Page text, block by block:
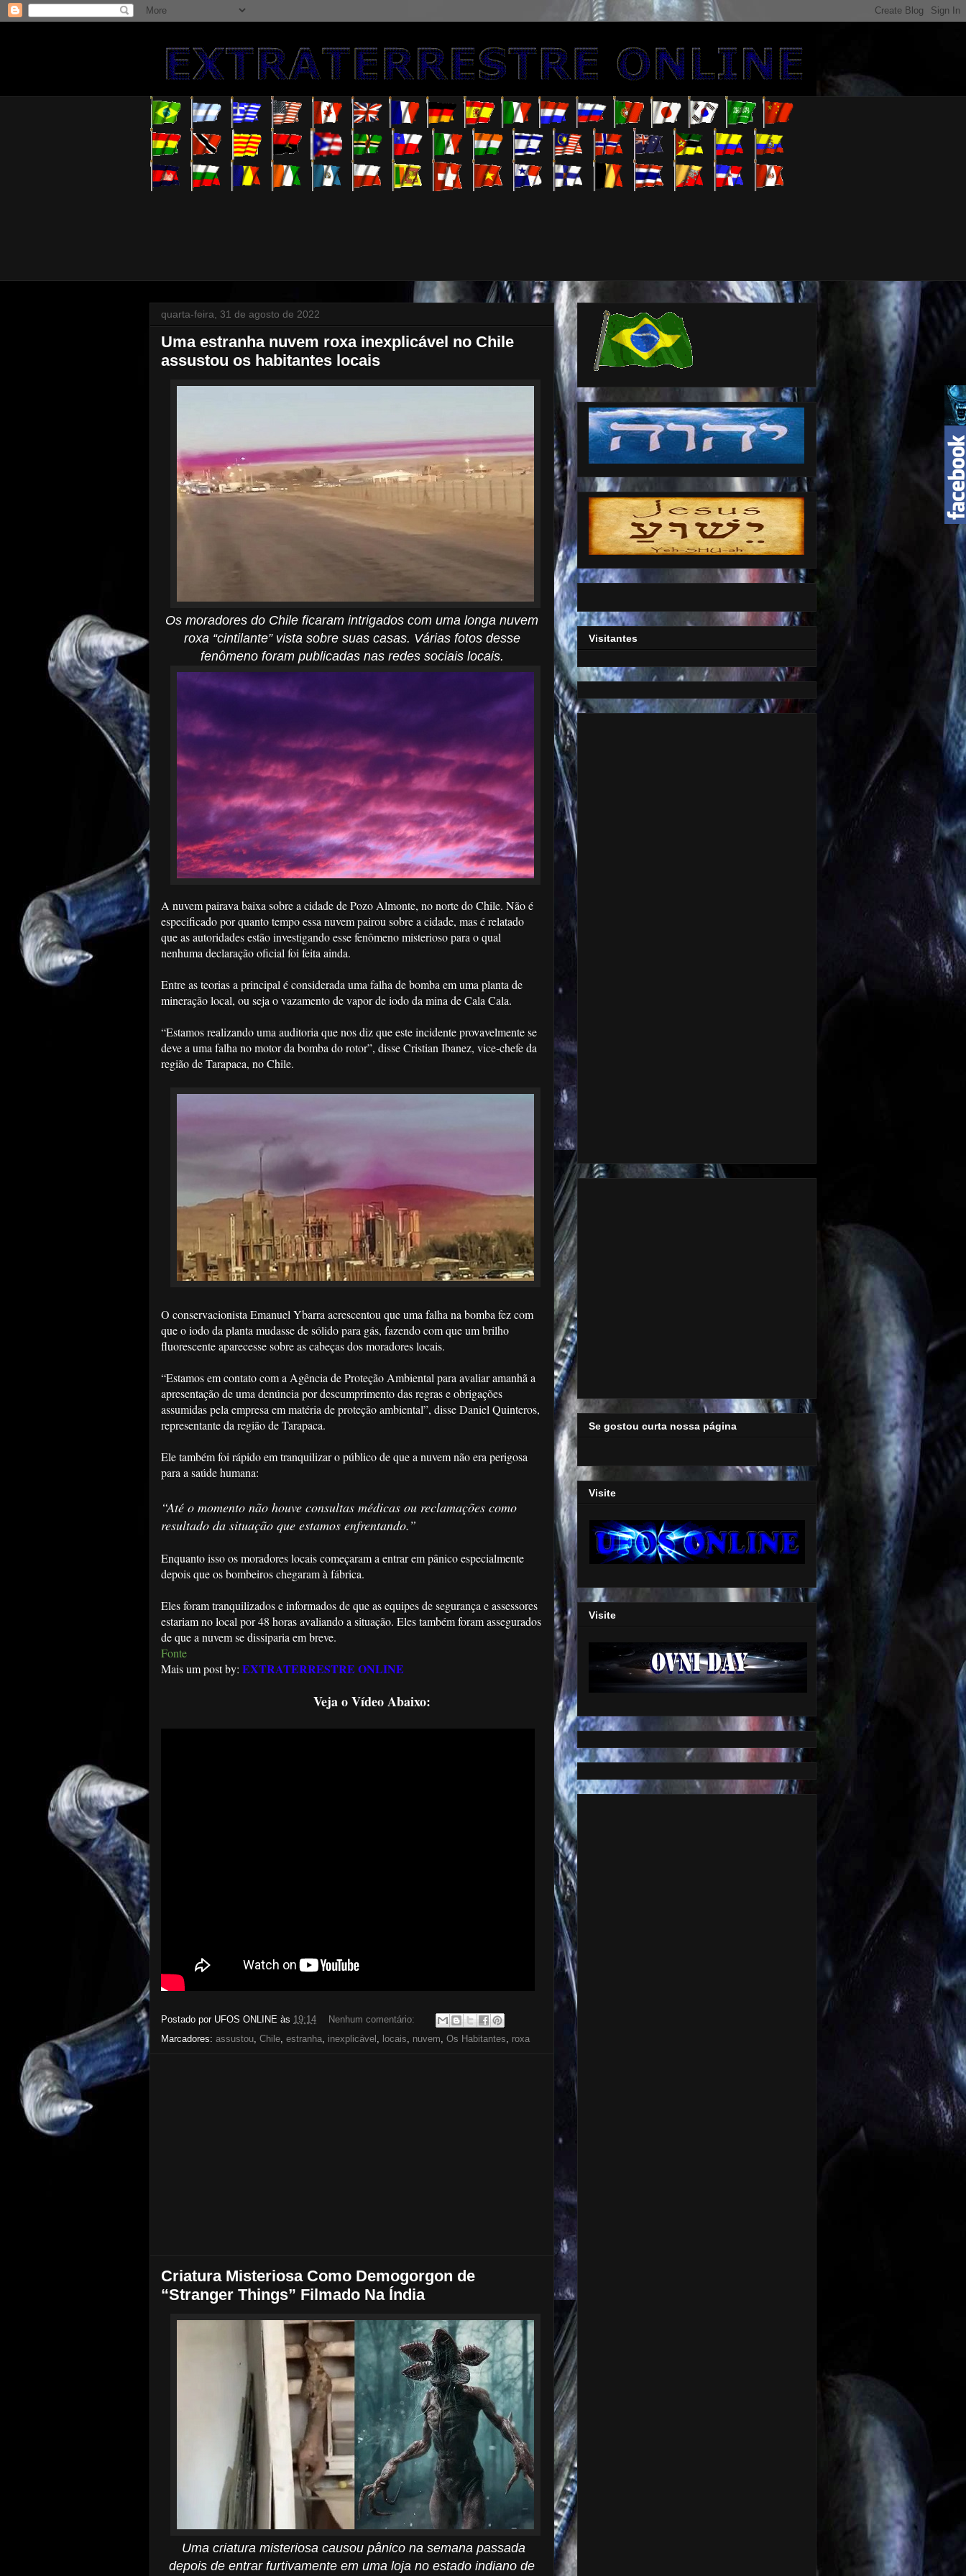
quarta-feira, 31 de agosto de 2022
Uma estranha nuvem roxa inexplicável no Chile
assustou os habitantes locais
Os moradores do Chile ficaram intrigados com uma longa nuvem
roxa “cintilante” vista sobre suas casas. Várias fotos desse
fenômeno foram publicadas nas redes sociais locais.
A nuvem pairava baixa sobre a cidade de Pozo Almonte, no norte do Chile. Não é
especificado por quanto tempo essa nuvem pairou sobre a cidade, mas é relatado
que as autoridades estão investigando esse fenômeno misterioso para o qual
nenhuma declaração oficial foi feita ainda.
Entre as teorias a principal é considerada uma falha de bomba em uma planta de
mineração local, ou seja o vazamento de vapor de iodo da mina de Cala Cala.
“Estamos realizando uma auditoria que nos diz que este incidente provavelmente se
deve a uma falha no motor da bomba do rotor”, disse Cristian Ibanez, vice-chefe da
região de Tarapaca, no Chile.
O conservacionista Emanuel Ybarra acrescentou que uma falha na bomba fez com
que o iodo da planta mudasse de sólido para gás, fazendo com que um brilho
fluorescente aparecesse sobre as cabeças dos moradores locais.
“Estamos em contato com a Agência de Proteção Ambiental para avaliar amanhã a
apresentação de uma denúncia por descumprimento das regras e obrigações
assumidas pela empresa em matéria de proteção ambiental”, disse Daniel Quinteros,
representante da região de Tarapaca.
Ele também foi rápido em tranquilizar o público de que a nuvem não era perigosa
para a saúde humana:
“Até o momento não houve consultas médicas ou reclamações como
resultado da situação que estamos enfrentando.”
Enquanto isso os moradores locais começaram a entrar em pânico especialmente
depois que os bombeiros chegaram à fábrica.
Eles foram tranquilizados e informados de que as equipes de segurança e assessores
estariam no local por 48 horas avaliando a situação. Eles também foram assegurados
de que a nuvem se dissiparia em breve.
Fonte
Mais um post by: EXTRATERRESTRE ONLINE
Veja o Vídeo Abaixo:
Postado por UFOS ONLINE às 19:14
Nenhum comentário:
Marcadores: assustou, Chile, estranha, inexplicável , locais, nuvem, Os Habitantes, roxa
Criatura Misteriosa Como Demogorgon de
“Stranger Things” Filmado Na Índia
Uma criatura misteriosa causou pânico na semana passada
depois de entrar furtivamente em uma loja no estado indiano de
Visitantes
Se gostou curta nossa página
Visite
Visite